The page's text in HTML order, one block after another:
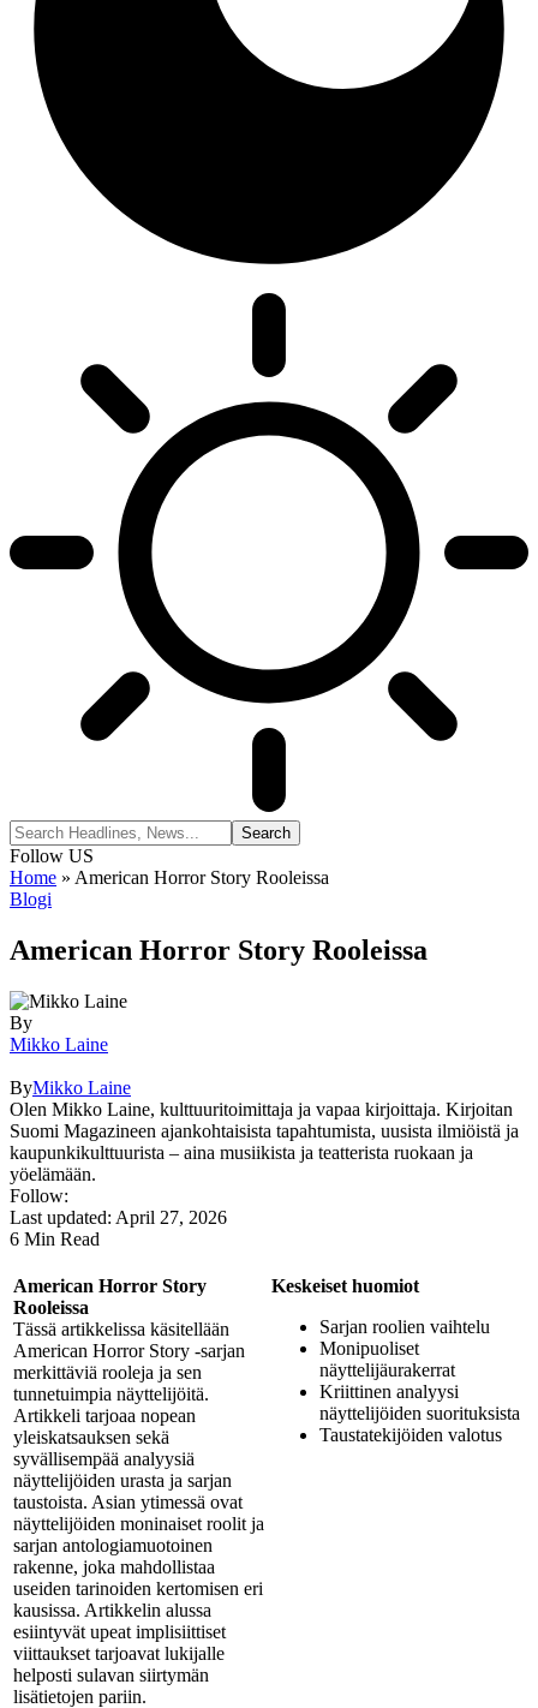
Follow US
Home » American Horror Story Rooleissa
Blogi
American Horror Story Rooleissa
By
Mikko Laine
ByMikko Laine
Olen Mikko Laine, kulttuuritoimittaja ja vapaa kirjoittaja. Kirjoitan
Suomi Magazineen ajankohtaisista tapahtumista, uusista ilmiöistä ja
kaupunkikulttuurista – aina musiikista ja teatterista ruokaan ja
yöelämään.
Follow:
Last updated: April 27, 2026
6 Min Read
American Horror Story
Rooleissa
Tässä artikkelissa käsitellään
American Horror Story -sarjan
merkittäviä rooleja ja sen
tunnetuimpia näyttelijöitä.
Artikkeli tarjoaa nopean
yleiskatsauksen sekä
syvällisempää analyysiä
näyttelijöiden urasta ja sarjan
taustoista. Asian ytimessä ovat
näyttelijöiden moninaiset roolit ja
sarjan antologiamuotoinen
rakenne, joka mahdollistaa
useiden tarinoiden kertomisen eri
kausissa. Artikkelin alussa
esiintyvät upeat implisiittiset
viittaukset tarjoavat lukijalle
helposti sulavan siirtymän
lisätietojen pariin.
Keskeiset huomiot
Sarjan roolien vaihtelu
Monipuoliset
näyttelijäurakerrat
Kriittinen analyysi
näyttelijöiden suorituksista
Taustatekijöiden valotus